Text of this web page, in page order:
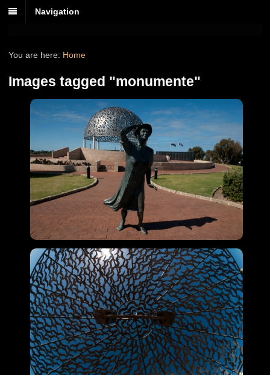
Navigation
You are here: Home
Images tagged "monumente"